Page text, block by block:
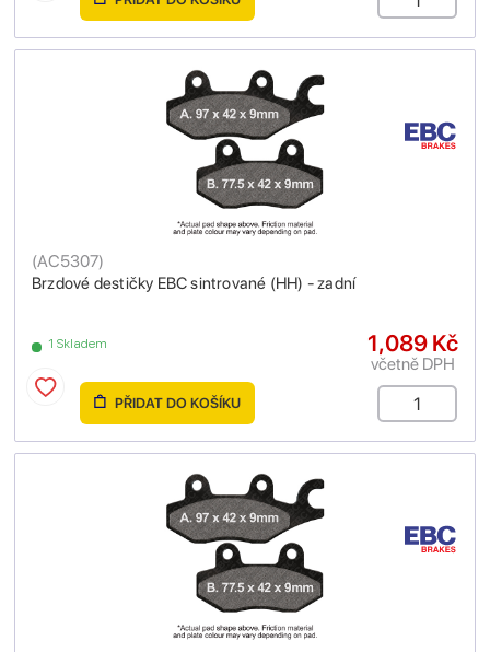
Brzdové destičky EBC sintrované (HH) - zadní
(AC5307)
1 Skladem 1,089 Kč
včetně DPH
PŘIDAT DO KOŠÍKU